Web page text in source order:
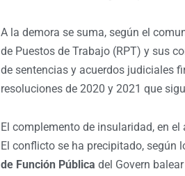
A la demora se suma, según el
de Puestos de Trabajo (RPT) y sus
de sentencias y acuerdos judiciales
resoluciones de 2020 y 2021 que
El complemento de insularidad, en el
El conflicto se ha precipitado, según
de Función Pública del Govern